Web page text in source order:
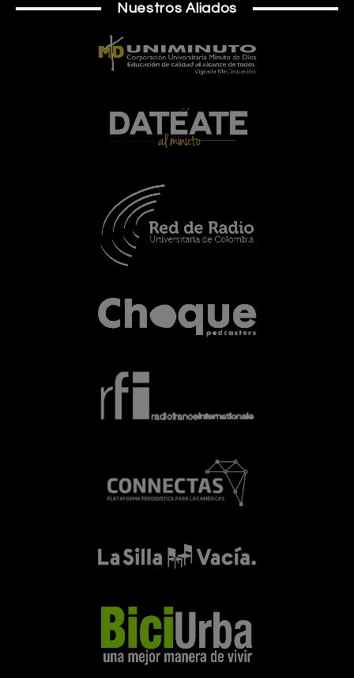
Nuestros Aliados